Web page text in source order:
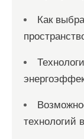
Как
технологий